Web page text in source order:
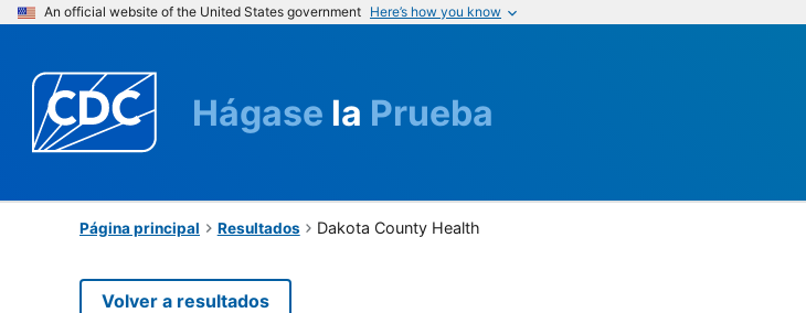
An official website of the United States government Here’s how you know
Hágase la Prueba
Página principal Resultados Dakota County Health
Volver a resultados